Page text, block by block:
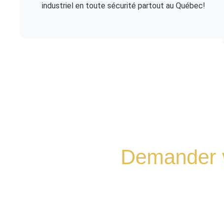
industriel en toute sécurité partout au Québec!